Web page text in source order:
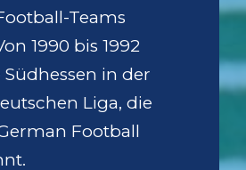
Teams
1990 bis 1992
in der
Liga, die
Football